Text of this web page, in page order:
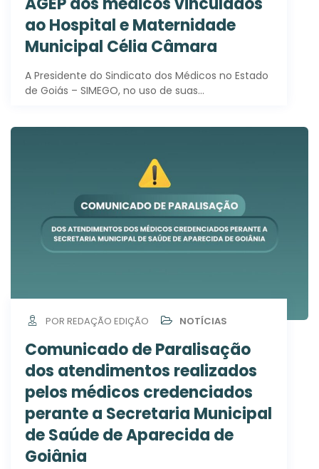
ao Hospital e Maternidade
Municipal Célia Câmara
A Presidente do Sindicato dos Médicos no Estado
de Goiás – SIMEGO, no uso de suas…
POR REDAÇÃO EDIÇÃO NOTÍCIAS
Comunicado de Paralisação
dos atendimentos realizados
pelos médicos credenciados
perante a Secretaria Municipal
de Saúde de Aparecida de
Goiânia